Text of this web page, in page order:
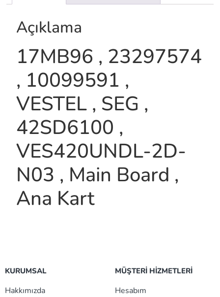
Açıklama
17MB96 , 23297574
, 10099591 ,
VESTEL , SEG ,
42SD6100 ,
VES420UNDL-2D-
N03 , Main Board ,
Ana Kart
KURUMSAL
Hakkımızda
MÜŞTERİ HİZMETLERİ
Hesabım